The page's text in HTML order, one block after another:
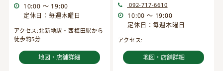
10:00 ～ 19:00
定休日：毎週木曜日
アクセス:北新地駅・西梅田駅から
徒歩約5分
地図・店舗詳細
092-717-6610
10:00 ～ 19:00
定休日：毎週木曜日
アクセス:
地図・店舗詳細